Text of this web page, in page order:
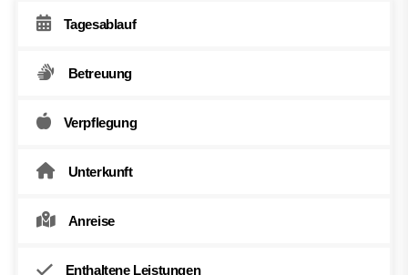
Tagesablauf
Betreuung
Verpflegung
Unterkunft
Anreise
Enthaltene Leistungen